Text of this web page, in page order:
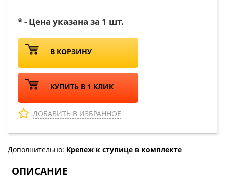
* - Цена указана за 1 шт.
В КОРЗИНУ
КУПИТЬ В 1 КЛИК
ДОБАВИТЬ В ИЗБРАННОЕ
Дополнительно: Крепеж к ступице в комплекте
ОПИСАНИЕ